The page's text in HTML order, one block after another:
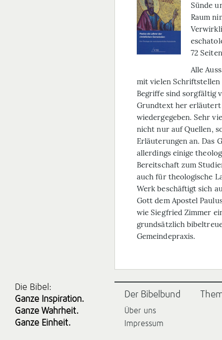
Sünde
Raum
72
Alle
mit vielen
Begriffe sind sorgfältig
Grundtext her
wiedergegeben. Sehr
nicht nur auf Quellen,
Erläuterungen an. Das
allerdings einige
Bereitschaft zum
auch für theologische
Werk beschäftigt sich
Gott dem Apostel
wie Siegfried Zimmer
grundsätzlich
Gemeindepraxis.
Die Bibel:
Ganze Inspiration.
Ganze Wahrheit.
Ganze Einheit.
Der Bibelbund
Über uns
Impressum